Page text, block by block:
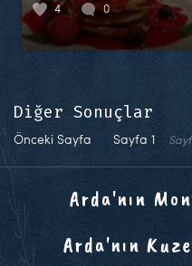
4 0
Diğer Sonuçlar
Önceki Sayfa Sayfa 1
Arda'nın
Arda'nın